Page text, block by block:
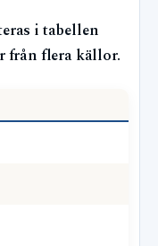
i tabellen
från flera källor.